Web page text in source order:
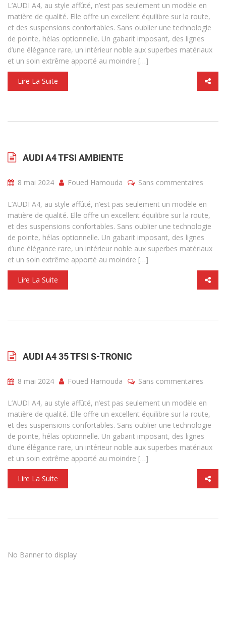
L’AUDI A4, au style affûté, n’est pas seulement un modèle en
matière de qualité. Elle offre un excellent équilibre sur la route,
et des suspensions confortables. Sans oublier une technologie
de pointe, hélas optionnelle. Un gabarit imposant, des lignes
d’une élégance rare, un intérieur noble aux superbes matériaux
et un soin extrême apporté au moindre […]
Lire La Suite
AUDI A4 TFSI AMBIENTE
8 mai 2024 Foued Hamouda Sans commentaires
L’AUDI A4, au style affûté, n’est pas seulement un modèle en
matière de qualité. Elle offre un excellent équilibre sur la route,
et des suspensions confortables. Sans oublier une technologie
de pointe, hélas optionnelle. Un gabarit imposant, des lignes
d’une élégance rare, un intérieur noble aux superbes matériaux
et un soin extrême apporté au moindre […]
Lire La Suite
AUDI A4 35 TFSI S-TRONIC
8 mai 2024 Foued Hamouda Sans commentaires
L’AUDI A4, au style affûté, n’est pas seulement un modèle en
matière de qualité. Elle offre un excellent équilibre sur la route,
et des suspensions confortables. Sans oublier une technologie
de pointe, hélas optionnelle. Un gabarit imposant, des lignes
d’une élégance rare, un intérieur noble aux superbes matériaux
et un soin extrême apporté au moindre […]
Lire La Suite
No Banner to display